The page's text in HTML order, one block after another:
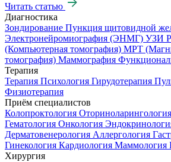
Читать статью
Диагностика
Зондирование Пункция щитовидной
Электронейромиография (ЭНМГ) УЗИ
(Компьютерная томография) МРТ
томография) Маммография
Терапия
Терапия Психология Гирудотерапия
Физиотерапия
Приём специалистов
Колопроктология Оториноларингология
Гематология Онкология
Дерматовенерология Аллергология
Гинекология Кардиология Маммология
Хирургия